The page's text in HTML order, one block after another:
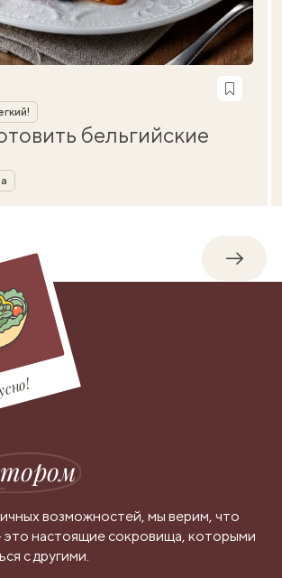
бельгийские
возможностей, мы верим, что
это настоящие сокровища, которыми
с другими.